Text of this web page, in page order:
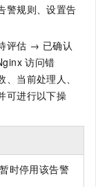
警规则、设置告
评估 → 已确认
访问错
当前处理人、
可进行以下操
时停用该告警